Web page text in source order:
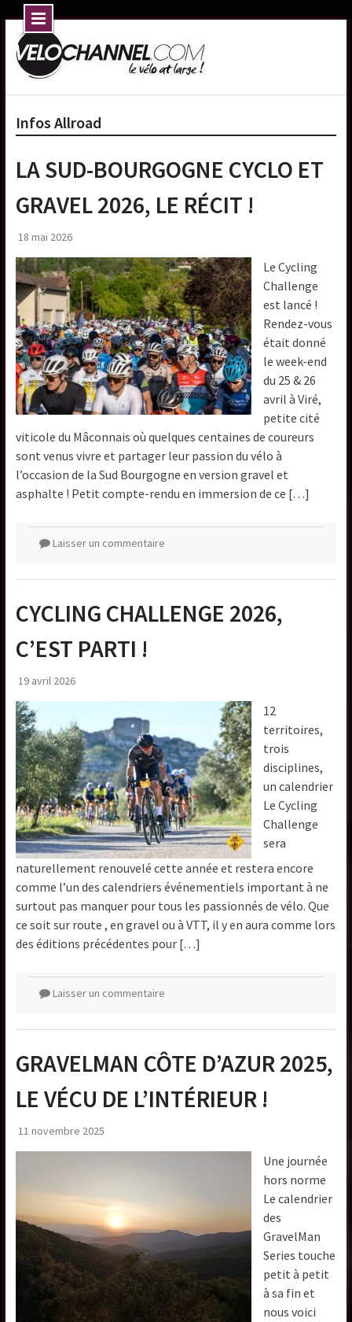
Skip
to
content
Infos Allroad
LA SUD-BOURGOGNE CYCLO ET
GRAVEL 2026, LE RÉCIT !
18 mai 2026
Le Cycling
Challenge
est lancé !
Rendez-vous
était donné
le week-end
du 25 & 26
avril à Viré,
petite cité
viticole du Mâconnais où quelques centaines de coureurs
sont venus vivre et partager leur passion du vélo à
l’occasion de la Sud Bourgogne en version gravel et
asphalte ! Petit compte-rendu en immersion de ce […]
Laisser un commentaire
CYCLING CHALLENGE 2026,
C’EST PARTI !
19 avril 2026
12
territoires,
trois
disciplines,
un calendrier
Le Cycling
Challenge
sera
naturellement renouvelé cette année et restera encore
comme l’un des calendriers événementiels important à ne
surtout pas manquer pour tous les passionnés de vélo. Que
ce soit sur route , en gravel ou à VTT, il y en aura comme lors
des éditions précédentes pour […]
Laisser un commentaire
GRAVELMAN CÔTE D’AZUR 2025,
LE VÉCU DE L’INTÉRIEUR !
11 novembre 2025
Une journée
hors norme
Le calendrier
des
GravelMan
Series touche
petit à petit
à sa fin et
nous voici